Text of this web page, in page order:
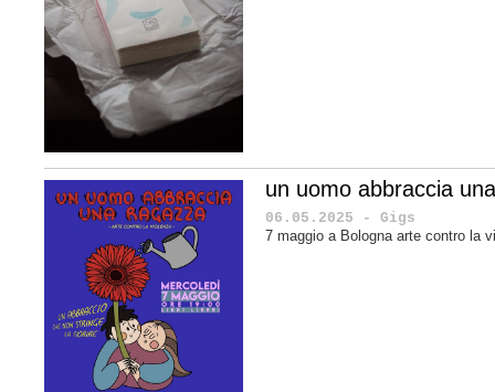
un uomo abbraccia
06.05.2025 - Gigs
7 maggio a Bologna arte contro la